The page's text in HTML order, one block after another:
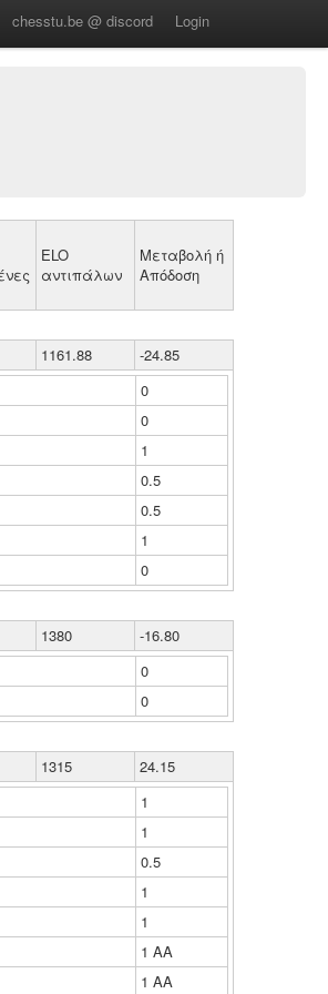
chesstu.be @ discord Login
ELO
αντιπάλων
Μεταβολή ή
Απόδοση
1161.88
-24.85
0
0
1
0.5
0.5
1
0
1380
-16.80
0
0
1315
24.15
1
1
0.5
1
1
1 ΑΑ
1 ΑΑ